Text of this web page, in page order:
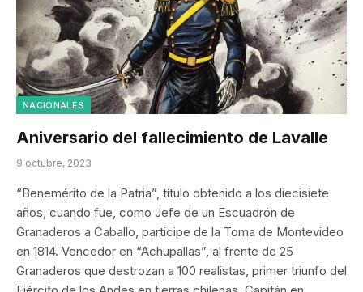
NACIONALES
Aniversario del fallecimiento de Lavalle
9 octubre, 2023
“Benemérito de la Patria”, título obtenido a los diecisiete
años, cuando fue, como Jefe de un Escuadrón de
Granaderos a Caballo, participe de la Toma de Montevideo
en 1814. Vencedor en “Achupallas”, al frente de 25
Granaderos que destrozan a 100 realistas, primer triunfo del